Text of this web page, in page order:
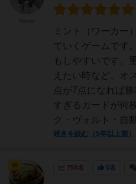
ミント（ワーカー
ていくゲームです
もしやすいです。
えたい時など、オ
点が7点になれば
すぎるカードが何
ク・ヴォルト・自
続きを読む（5年以上前）
758名 5名